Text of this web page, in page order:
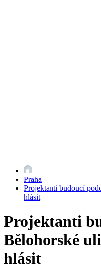
Praha
Projektanti budoucí
hlásit
Projektanti
Bělohorské
hlásit